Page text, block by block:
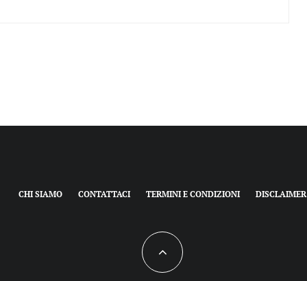
CHI SIAMO CONTATTACI TERMINI E CONDIZIONI DISCLAIMER